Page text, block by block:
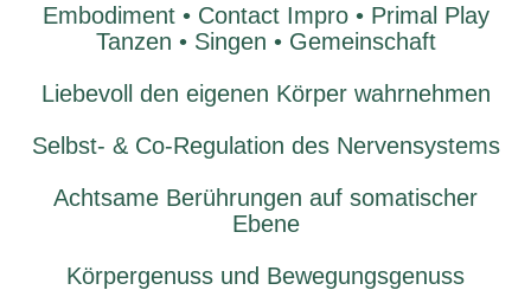
Embodiment • Contact Impro • Primal Play
Tanzen • Singen • Gemeinschaft
Liebevoll den eigenen Körper wahrnehmen
Selbst- & Co-Regulation des Nervensystems
Achtsame Berührungen auf somatischer
Ebene
Körpergenuss und Bewegungsgenuss